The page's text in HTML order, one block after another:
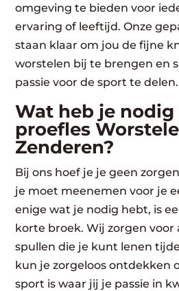
omgeving te bieden voor
ervaring of leeftijd. Onze
staan klaar om jou de fijne
worstelen bij te brengen en
passie voor de sport te delen.
Wat heb je nodig
proefles
Zenderen?
Bij ons hoef je je geen
je moet meenemen voor je
enige wat je nodig hebt, is
korte broek. Wij zorgen voor
spullen die je kunt lenen
kun je zorgeloos ontdekken
sport is waar jij je passie in